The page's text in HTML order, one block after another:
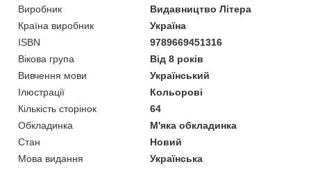
Виробник
Видавництво Літера
Країна виробник
Україна
ISBN
9789669451316
Вікова група
Від 8 років
Вивчення мови
Український
Ілюстрації
Кольорові
Кількість сторінок
64
Обкладинка
М'яка обкладинка
Стан
Новий
Мова видання
Українська